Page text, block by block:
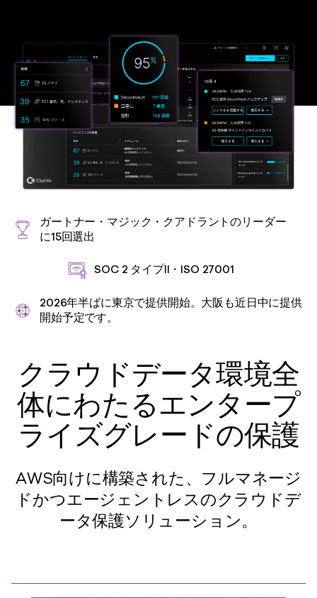
ガートナー・マジック・クアドラントのリーダー
に15回選出
SOC 2 タイプII・ISO 27001
2026年半ばに東京で提供開始。大阪も近日中に提供
開始予定です。
クラウドデータ環境全
体にわたるエンタープ
ライズグレードの保護
AWS向けに構築された、フルマネージ
ドかつエージェントレスのクラウドデ
ータ保護ソリューション。